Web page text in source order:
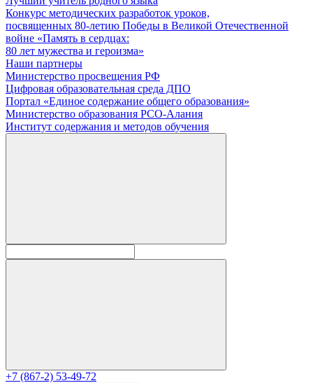
Конкурс методических разработок уроков,
посвященных 80-летию Победы в Великой Отечественной
войне «Память в сердцах:
80 лет мужества и героизма»
Наши партнеры
Министерство просвещения РФ
Цифровая образовательная среда ДПО
Портал «Единое содержание общего образования»
Министерство образования РСО-Алания
Институт содержания и методов обучения
+7 (867-2) 53-49-72